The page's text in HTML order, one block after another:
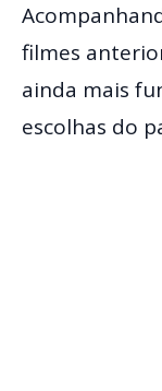
filmes
ainda mais
escolhas do